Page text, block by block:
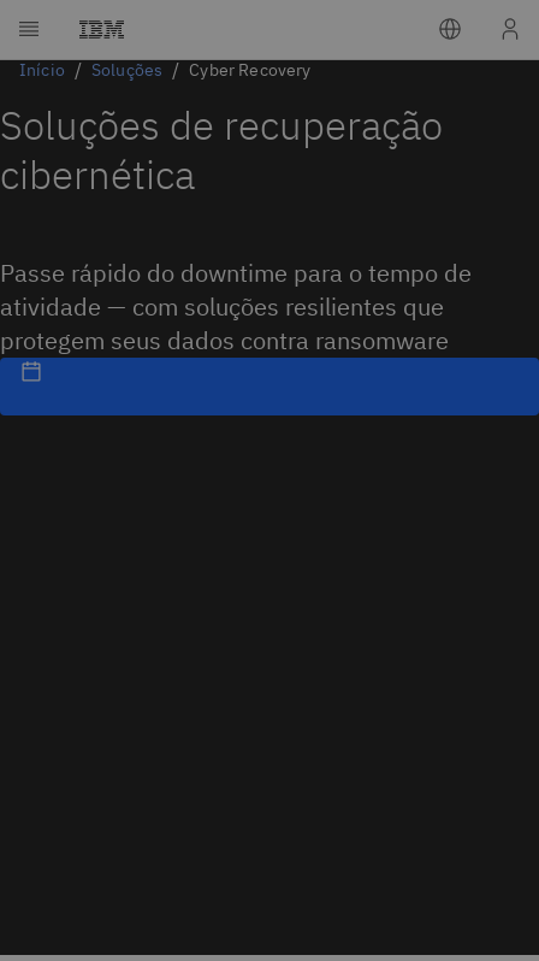
Início Soluções Cyber Recovery
Soluções de recuperação
cibernética
Passe rápido do downtime para o tempo de
atividade — com soluções resilientes que
protegem seus dados contra ransomware